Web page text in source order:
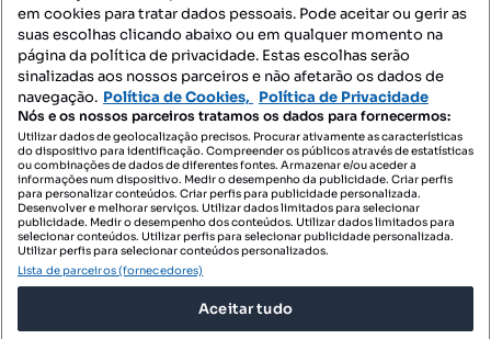
Localizações recomendadas
Espaços comerciais para comprar - Lisboa
Imóveis para comprar - Alameda - Praça do Chile -
Almirante Reis
Apartamentos para comprar - Alameda - Praça do Chile -
Almirante Reis
T0 para comprar - Alameda - Praça do Chile - Almirante Reis
Moradias para comprar - Alameda - Praça do Chile - Almirante
em cookies para tratar dados pessoais. Pode aceitar ou gerir as
suas escolhas clicando abaixo ou em qualquer momento na
página da política de privacidade. Estas escolhas serão
sinalizadas aos nossos parceiros e não afetarão os dados de
navegação. Política de Cookies, Política de Privacidade
Nós e os nossos parceiros tratamos os dados para fornecermos:
Utilizar dados de geolocalização precisos. Procurar ativamente as características
do dispositivo para identificação. Compreender os públicos através de estatísticas
ou combinações de dados de diferentes fontes. Armazenar e/ou aceder a
informações num dispositivo. Medir o desempenho da publicidade. Criar perfis
para personalizar conteúdos. Criar perfis para publicidade personalizada.
Desenvolver e melhorar serviços. Utilizar dados limitados para selecionar
publicidade. Medir o desempenho dos conteúdos. Utilizar dados limitados para
selecionar conteúdos. Utilizar perfis para selecionar publicidade personalizada.
Utilizar perfis para selecionar conteúdos personalizados.
Lista de parceiros (fornecedores)
Aceitar tudo